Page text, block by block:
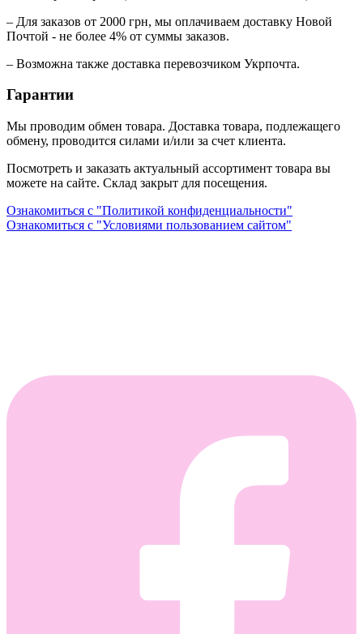
– Для заказов от 2000 грн, мы оплачиваем доставку Новой
Почтой - не более 4% от суммы заказов.
– Возможна также доставка перевозчиком Укрпочта.
Гарантии
Мы проводим обмен товара. Доставка товара, подлежащего
обмену, проводится силами и/или за счет клиента.
Посмотреть и заказать актуальный ассортимент товара вы
можете на сайте. Склад закрыт для посещения.
Ознакомиться с "Политикой конфиденциальности"
Ознакомиться с "Условиями пользованием сайтом"